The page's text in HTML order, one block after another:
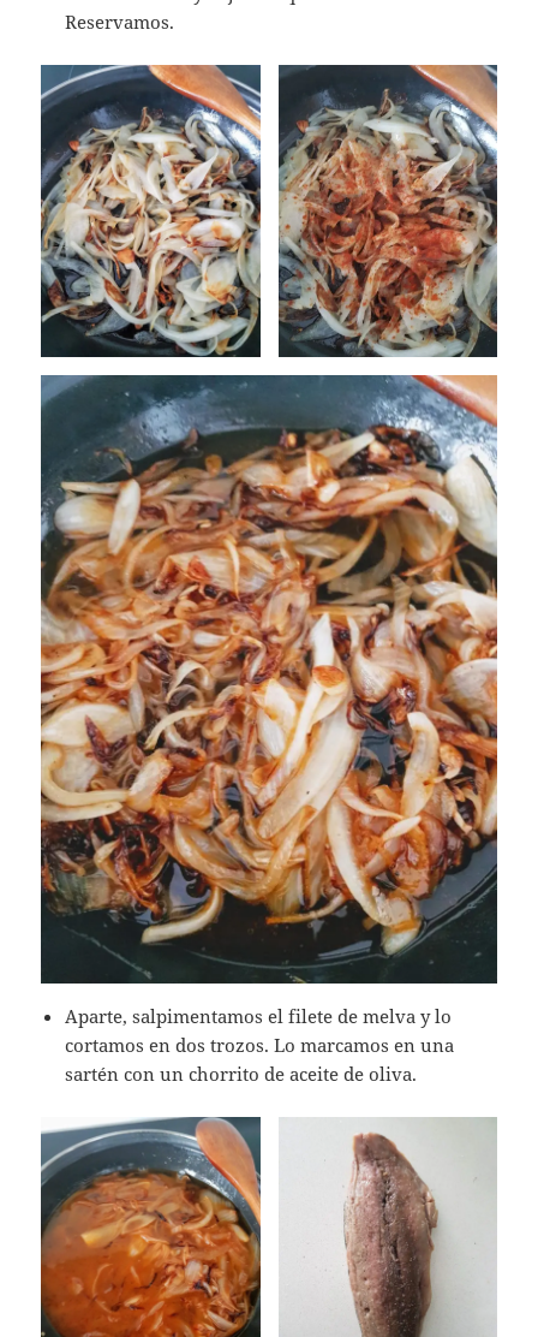
Reservamos.
Aparte, salpimentamos el filete de melva y lo
cortamos en dos trozos. Lo marcamos en una
sartén con un chorrito de aceite de oliva.